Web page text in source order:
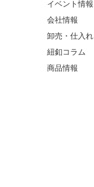
イベント情報
会社情報
卸売・仕入れ
紐釦コラム
商品情報